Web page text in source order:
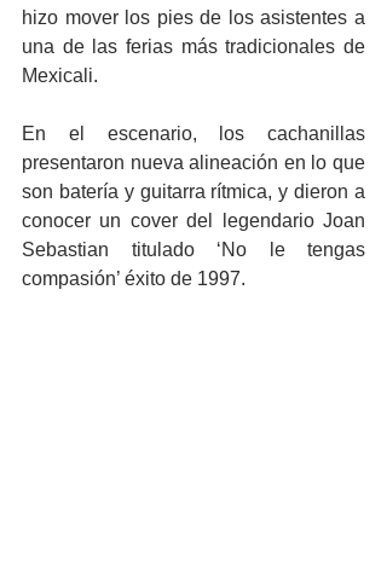
hizo mover los pies de los asistentes a
una de las ferias más tradicionales de
Mexicali.
En el escenario, los cachanillas
presentaron nueva alineación en lo que
son batería y guitarra rítmica, y dieron a
conocer un cover del legendario Joan
Sebastian titulado ‘No le tengas
compasión’ éxito de 1997.